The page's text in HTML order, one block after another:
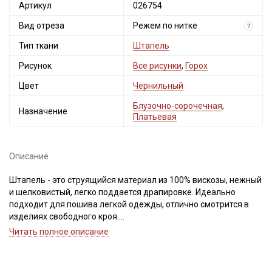
Артикул 026754
Вид отреза Режем по нитке ?
Тип ткани Штапель
Рисунок Все рисунки, Горох
Цвет Чернильный
Назначение
Блузочно-сорочечная,
Платьевая
Описание
Штапель - это струящийся материал из 100% вискозы, нежный
и шелковистый, легко поддается драпировке. Идеально
подходит для пошива легкой одежды, отлично смотрится в
изделиях свободного кроя.
Светлые и однотонные расцветки просвечивают и имеют
Читать полное описание
Секретная рассылка от Купава
промокоды и скидки до 30% на узкие
Электронная почта